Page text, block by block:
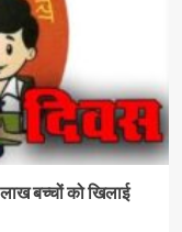
बच्चों को खिलाई